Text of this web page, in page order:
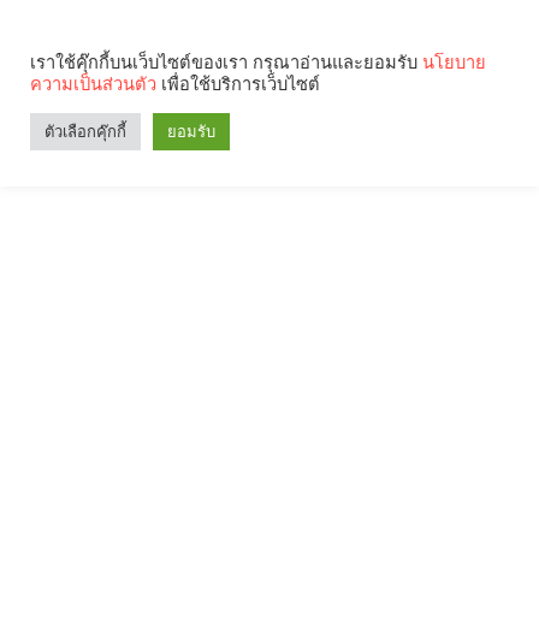
เราใช้คุ๊กกี้บนเว็บไซต์ของเรา กรุณาอ่านและยอมรับ นโยบาย
ความเป็นส่วนตัว เพื่อใช้บริการเว็บไซต์
ตัวเลือกคุ๊กกี้ ยอมรับ